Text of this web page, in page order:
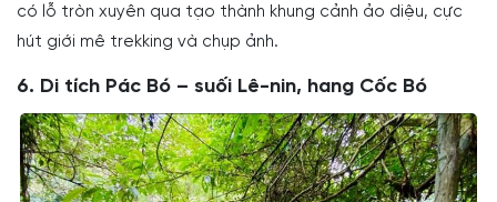
có lỗ tròn xuyên qua tạo thành khung cảnh ảo diệu, cực
hút giới mê trekking và chụp ảnh.
6. Di tích Pác Bó – suối Lê-nin, hang Cốc Bó